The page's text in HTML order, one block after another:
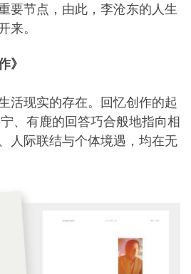
要节点，由此，李沧东的人生
来。
》
活现实的存在。回忆创作的起
、有鹿的回答巧合般地指向相
人际联结与个体境遇，均在无